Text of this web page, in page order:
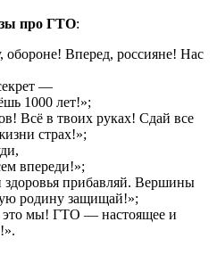
про ГТО:
обороне! Вперед, россияне! Нас
—
1000 лет!»;
Всё в твоих руках! Сдай все
страх!»;
впереди!»;
прибавляй. Вершины
родину защищай!»;
мы! ГТО — настоящее и